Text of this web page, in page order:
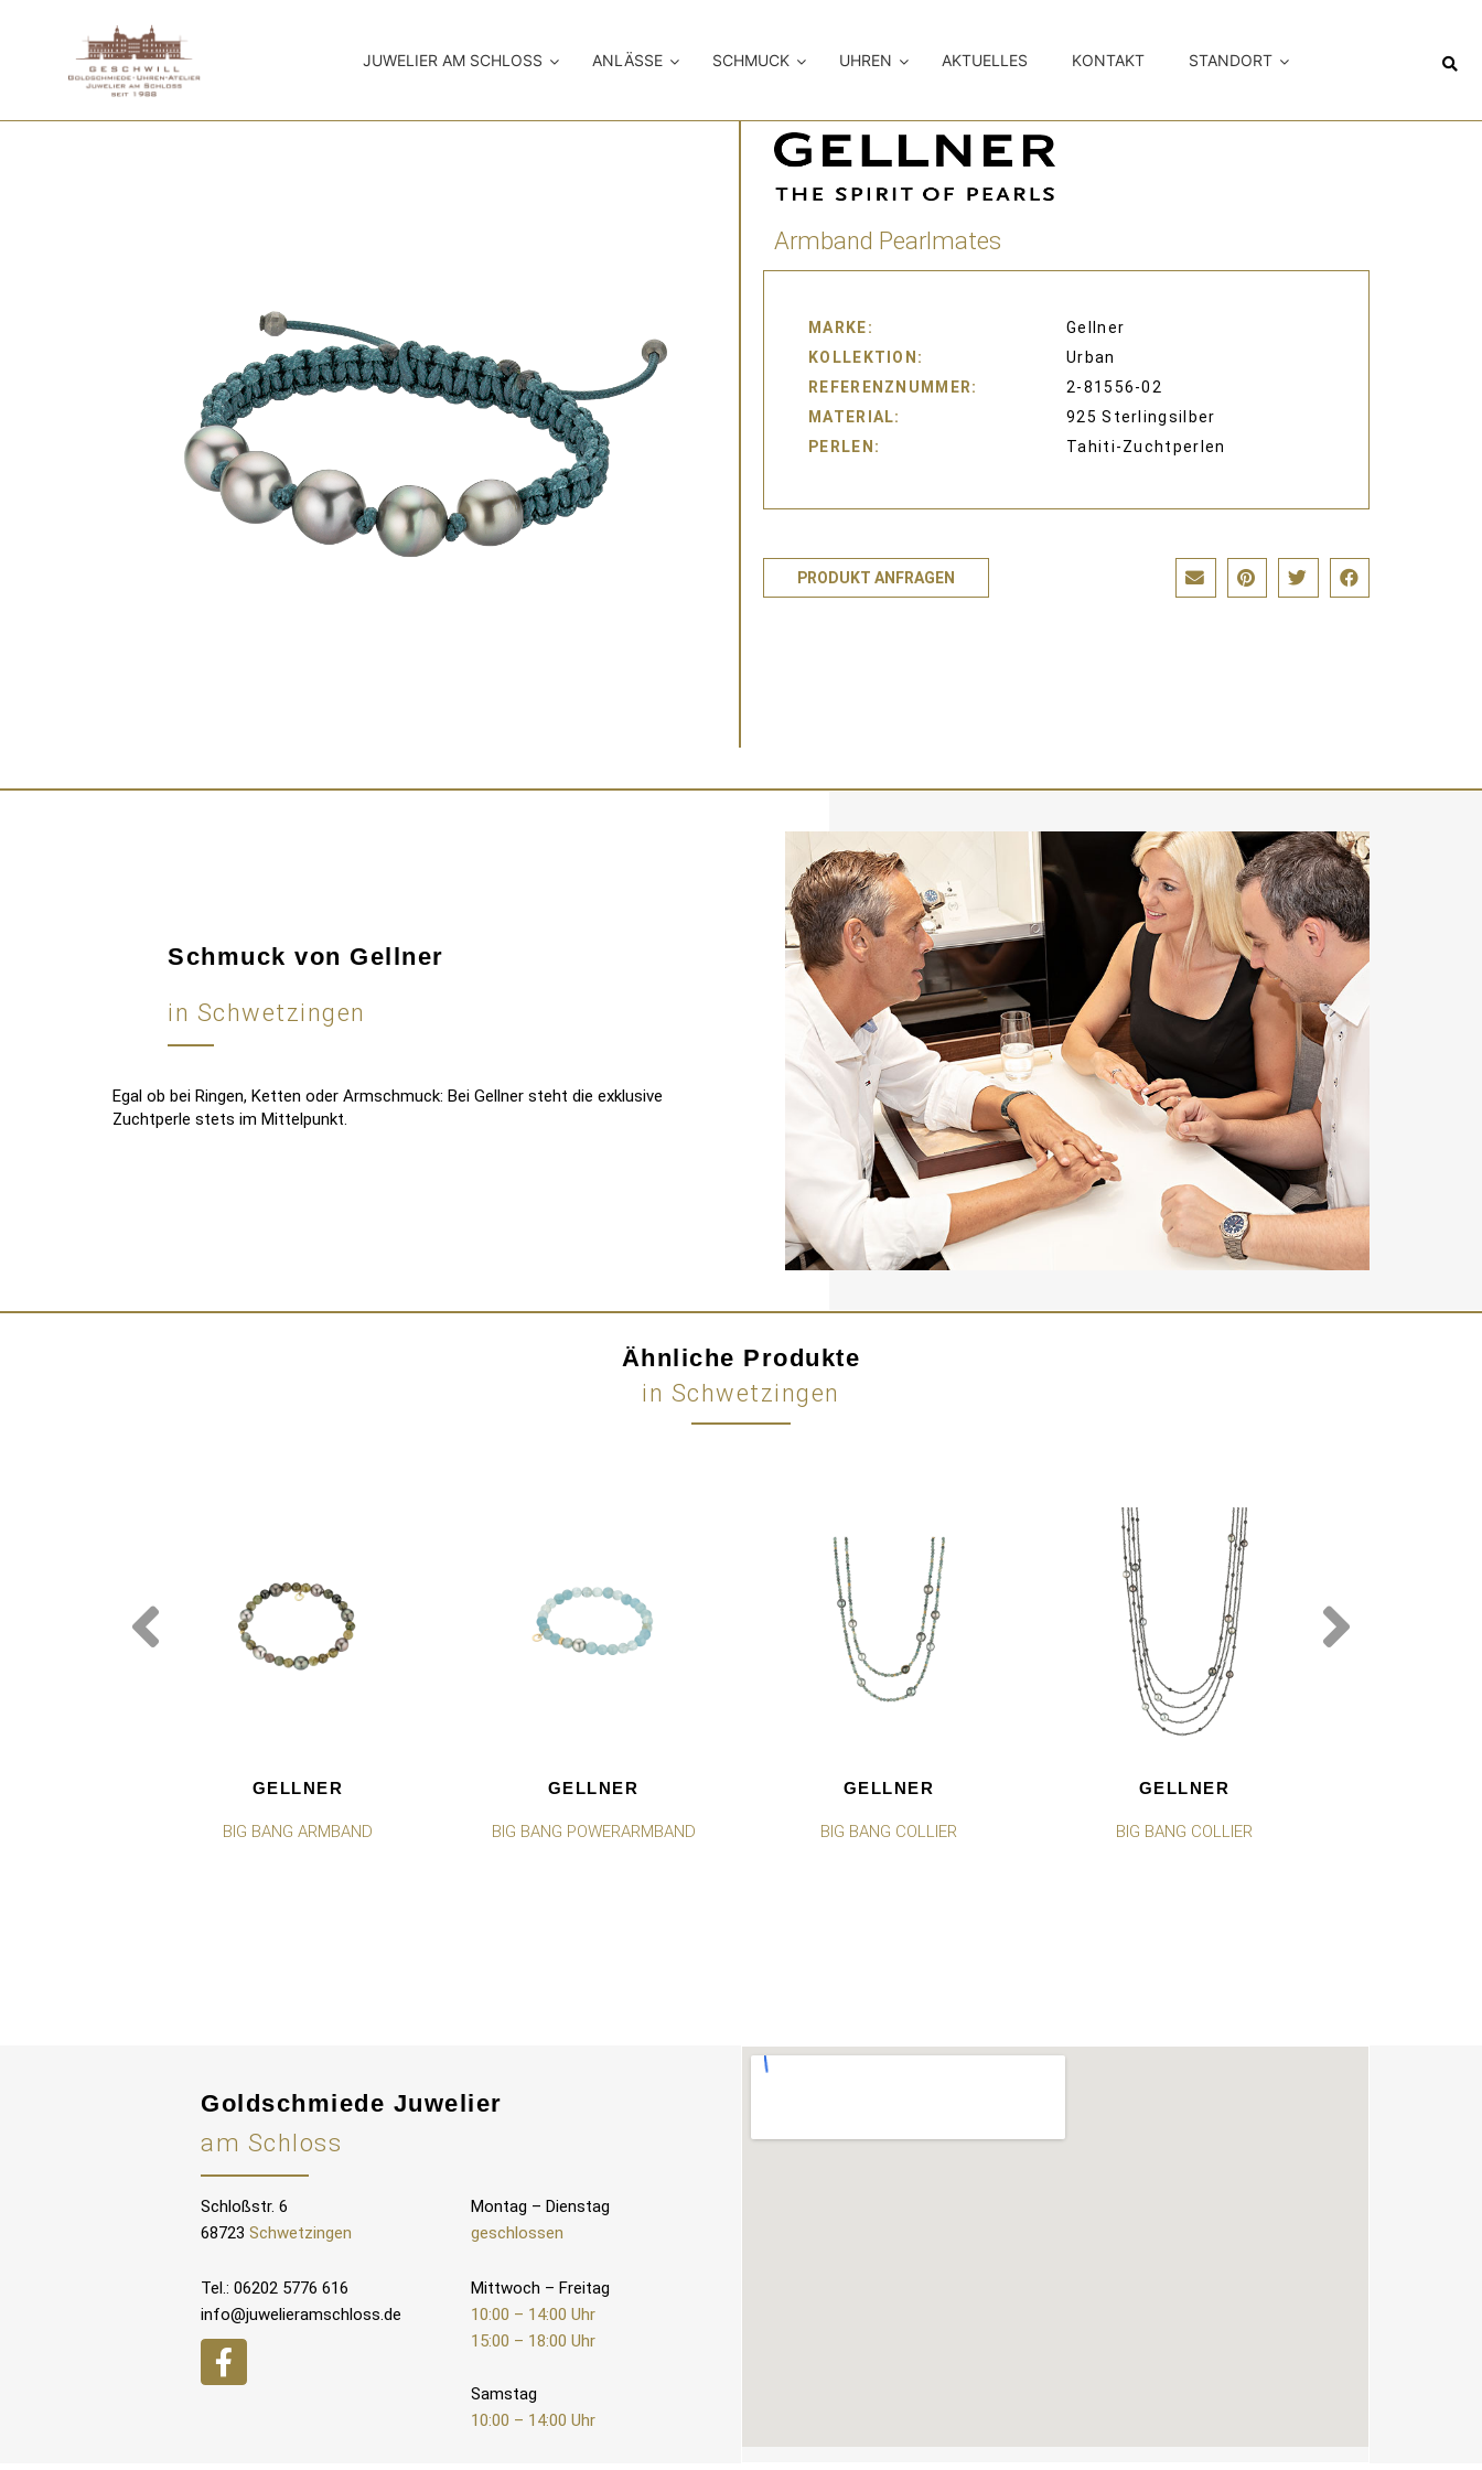
JUWELIER AM SCHLOSS ANLÄSSE SCHMUCK UHREN AKTUELLES KONTAKT STANDORT
Armband Pearlmates
MARKE
Gellner
KOLLEKTION
Urban
REFERENZNUMMER
2-81556-02
MATERIAL
925 Sterlingsilber
PERLEN
Tahiti-Zuchtperlen
PRODUKT ANFRAGEN
Schmuck von Gellner
in Schwetzingen
Egal ob bei Ringen, Ketten oder Armschmuck: Bei Gellner steht die exklusive
Zuchtperle stets im Mittelpunkt.
Ähnliche Produkte
in Schwetzingen
GELLNER
BIG BANG ARMBAND
GELLNER
BIG BANG POWERARMBAND
GELLNER
BIG BANG COLLIER
GELLNER
BIG BANG COLLIER
Goldschmiede Juwelier
am Schloss
Schloßstr. 6
68723 Schwetzingen
Tel.: 06202 5776 616
info@juwelieramschloss.de
Montag – Dienstag
geschlossen
Mittwoch – Freitag
10:00 – 14:00 Uhr
15:00 – 18:00 Uhr
Samstag
10:00 – 14:00 Uhr